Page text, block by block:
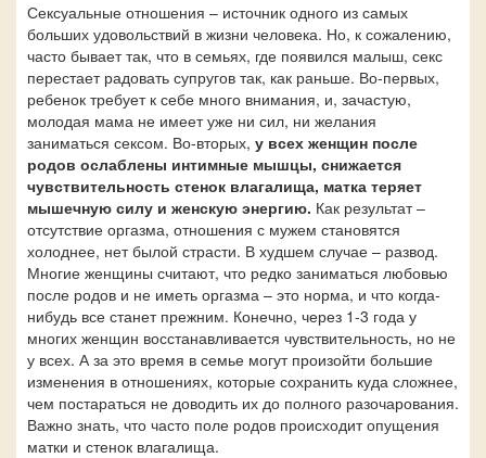
Сексуальные отношения – источник одного из самых
больших удовольствий в жизни человека. Но, к сожалению,
часто бывает так, что в семьях, где появился малыш, секс
перестает радовать супругов так, как раньше. Во-первых,
ребенок требует к себе много внимания, и, зачастую,
молодая мама не имеет уже ни сил, ни желания
заниматься сексом. Во-вторых, у всех женщин после
родов ослаблены интимные мышцы, снижается
чувствительность стенок влагалища, матка теряет
мышечную силу и женскую энергию. Как результат –
отсутствие оргазма, отношения с мужем становятся
холоднее, нет былой страсти. В худшем случае – развод.
Многие женщины считают, что редко заниматься любовью
после родов и не иметь оргазма – это норма, и что когда-
нибудь все станет прежним. Конечно, через 1-3 года у
многих женщин восстанавливается чувствительность, но не
у всех. А за это время в семье могут произойти большие
изменения в отношениях, которые сохранить куда сложнее,
чем постараться не доводить их до полного разочарования.
Важно знать, что часто поле родов происходит опущения
матки и стенок влагалища.